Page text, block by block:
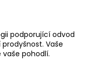
podporující odvod
Vaše
pohodlí.